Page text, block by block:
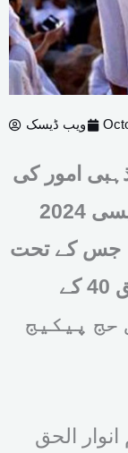
ویب ڈیسک
امور کی
جانب سے مرتب کی گئی حج پالیسی 2024
جس کے تحت
اب عازمین کی مرضی کے مطابق 40 کے
کا بھی حج پیکیج
الحق